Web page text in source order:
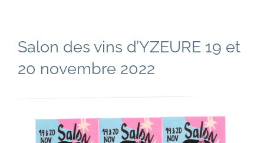
Salon des vins d’YZEURE 19 et
20 novembre 2022